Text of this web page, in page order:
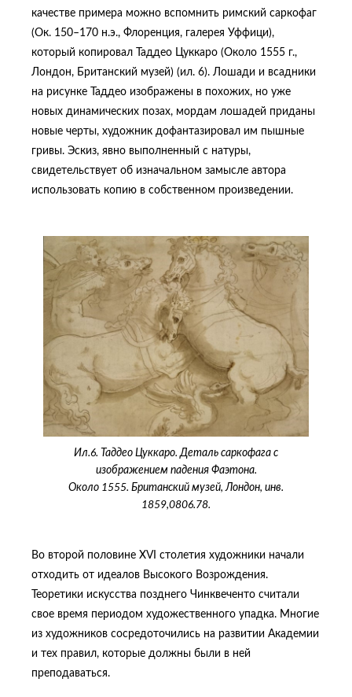
качестве примера можно вспомнить римский саркофаг
(Ок. 150–170 н.э., Флоренция, галерея Уффици),
который копировал Таддео Цуккаро (Около 1555 г.,
Лондон, Британский музей) (ил. 6). Лошади и всадники
на рисунке Таддео изображены в похожих, но уже
новых динамических позах, мордам лошадей приданы
новые черты, художник дофантазировал им пышные
гривы. Эскиз, явно выполненный с натуры,
свидетельствует об изначальном замысле автора
использовать копию в собственном произведении.
Ил.6. Таддео Цуккаро. Деталь саркофага с
изображением падения Фаэтона.
Около 1555. Британский музей, Лондон, инв.
1859,0806.78.
Во второй половине XVI столетия художники начали
отходить от идеалов Высокого Возрождения.
Теоретики искусства позднего Чинквеченто считали
свое время периодом художественного упадка. Многие
из художников сосредоточились на развитии Академии
и тех правил, которые должны были в ней
преподаваться.